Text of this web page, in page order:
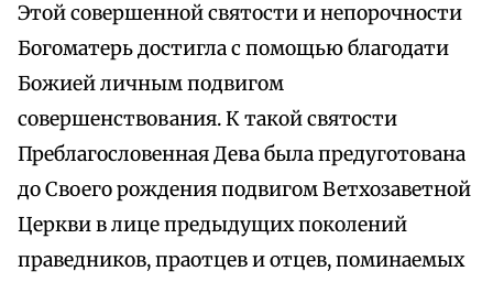
Этой совершенной святости и непорочности
Богоматерь достигла с помощью благодати
Божией личным подвигом
совершенствования. К такой святости
Преблагословенная Дева была предуготована
до Своего рождения подвигом Ветхозаветной
Церкви в лице предыдущих поколений
праведников, праотцев и отцев, поминаемых